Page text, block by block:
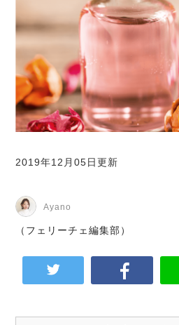
2019年12月05日更新
Ayano
（フェリーチェ編集部）